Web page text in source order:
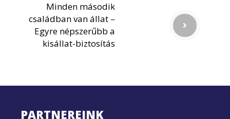
Minden második
családban van állat –
Egyre népszerűbb a
kisállat-biztosítás
PARTNEREINK